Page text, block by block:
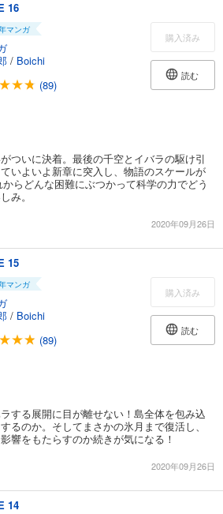
16
マンガ
/ Boichi
(89)
購入済み
読む
ついに決着。最後の千空とイバラの駆け引
いよいよ新章に突入し、物語のスケールが
らどんな困難にぶつかって科学の力でどう
み。
2020年09月26日
15
マンガ
/ Boichi
(89)
購入済み
読む
する展開に目が離せない！島全体を包み込
るのか。そしてまさかの氷月まで復活し、
響をもたらすのか続きが気になる！
2020年09月26日
14